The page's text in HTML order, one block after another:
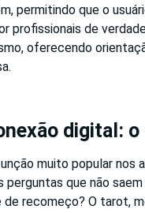
permitindo que o
profissionais de
oferecendo
digital:
muito popular nos
perguntas que não
de recomeço? O tarot,